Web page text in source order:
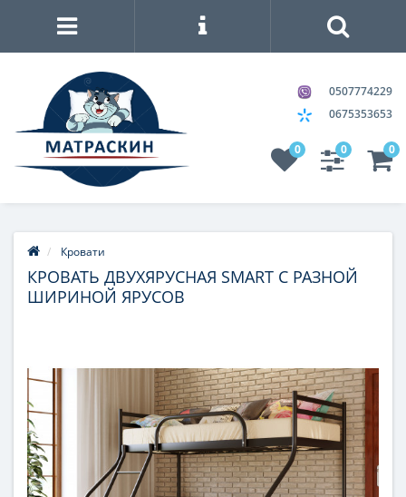
0507774229
0675353653
0 0 0
Кровати
КРОВАТЬ ДВУХЯРУСНАЯ SMART С РАЗНОЙ
ШИРИНОЙ ЯРУСОВ